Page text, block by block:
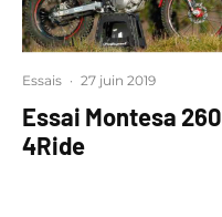
Essais · 27 juin 2019
Essai Montesa 260
4Ride